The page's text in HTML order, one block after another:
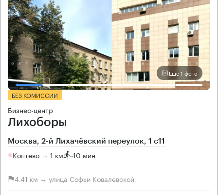
Еще 1 фото
БЕЗ КОМИССИИ
Бизнес-центр
Лихоборы
Москва, 2-й Лихачёвский переулок, 1 с11
Коптево → 1 км ~10 мин
4.41 км → улица Софьи Ковалевской